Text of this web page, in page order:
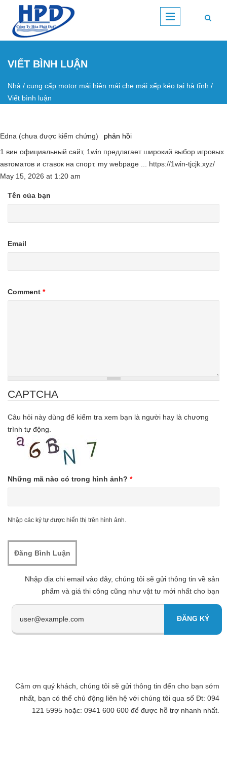
Nhảy đến nội dung
VIẾT BÌNH LUẬN
Bạn đang ở đây
Nhà / cung cấp motor mái hiên mái che mái xếp kéo tại hà tĩnh /
Viết bình luận
Edna (chưa được kiểm chứng)
phản hồi
1 вин официальный сайт, 1win предлагает широкий выбор игровых
автоматов и ставок на спорт. my webpage ... https://1win-tjcjk.xyz/
May 15, 2026 at 1:20 am
Tên của bạn
Email
Comment *
CAPTCHA
Câu hỏi này dùng để kiểm tra xem bạn là người hay là chương
trình tự động.
Những mã nào có trong hình ảnh? *
Nhập các ký tự được hiển thị trên hình ảnh.
Nhập địa chi email vào đây, chúng tôi sẽ gửi thông tin về sản
phẩm và giá thi công cũng như vật tư mới nhất cho bạn
Cảm ơn quý khách, chúng tôi sẽ gửi thông tin đến cho bạn sớm
nhất, bạn có thể chủ động liên hệ với chúng tôi qua số Đt: 094
121 5995 hoặc: 0941 600 600 để được hỗ trợ nhanh nhất.